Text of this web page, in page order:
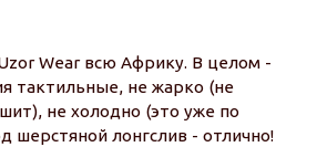
Wear всю Африку. В целом -
тактильные, не жарко (не
не холодно (это уже по
шерстяной лонгслив - отлично!